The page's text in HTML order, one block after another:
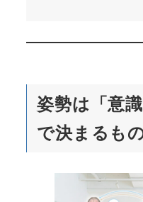
姿勢は「意
で決まるも